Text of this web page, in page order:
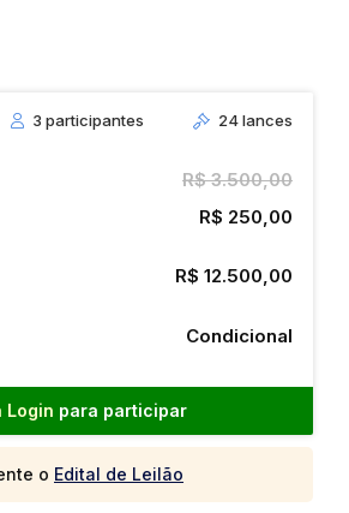
3 participantes 24lances
R$ 3.500,00
R$ 250,00
R$ 12.500,00
Condicional
Login para participar
o Edital de Leilão